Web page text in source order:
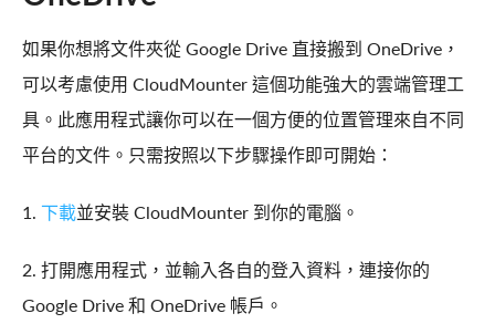
如果你想將文件夾從 Google Drive 直接搬到 OneDrive，
可以考慮使用 CloudMounter 這個功能強大的雲端管理工
具。此應用程式讓你可以在一個方便的位置管理來自不同
平台的文件。只需按照以下步驟操作即可開始：
1. 下載並安裝 CloudMounter 到你的電腦。
2. 打開應用程式，並輸入各自的登入資料，連接你的
Google Drive 和 OneDrive 帳戶。